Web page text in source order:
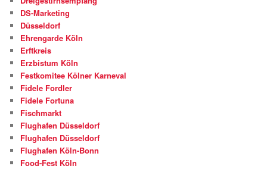
DS-Marketing
Düsseldorf
Ehrengarde Köln
Erftkreis
Erzbistum Köln
Festkomitee Kölner Karneval
Fidele Fordler
Fidele Fortuna
Fischmarkt
Flughafen Düsseldorf
Flughafen Düsseldorf
Flughafen Köln-Bonn
Food-Fest Köln